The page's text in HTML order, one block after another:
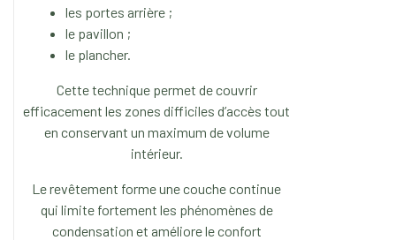
les portes arrière ;
le pavillon ;
le plancher.
Cette technique permet de couvrir
efficacement les zones difficiles d’accès tout
en conservant un maximum de volume
intérieur.
Le revêtement forme une couche continue
qui limite fortement les phénomènes de
condensation et améliore le confort